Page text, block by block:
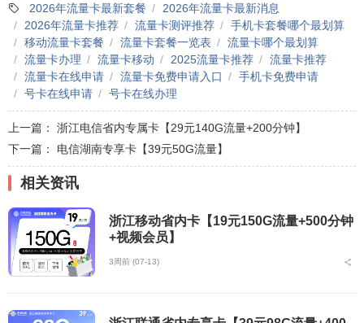
2026年流量卡最新套餐
2026年流量卡最新消息
2026年流量卡推荐
流量卡测评推荐
手机卡套餐哪个最划算
移动流量卡套餐
流量卡套餐一览表
流量卡哪个最划算
流量卡办理
流量卡移动 2025流量卡推荐
流量卡推荐
流量卡在线申请
流量卡免费申请入口
手机卡免费申请
号卡在线申请
号卡在线办理
上一篇： 浙江电信省内专属卡【29元140G流量+200分钟】
下一篇： 电信湖南专享卡【39元50G流量】
相关资讯
浙江移动省内卡【19元150G流量+500分钟
+视频会员】
3周前 (07-13)